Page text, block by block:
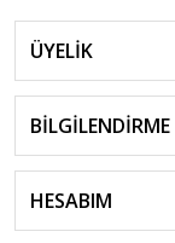
ÜYELİK
BİLGİLENDİRME
HESABIM